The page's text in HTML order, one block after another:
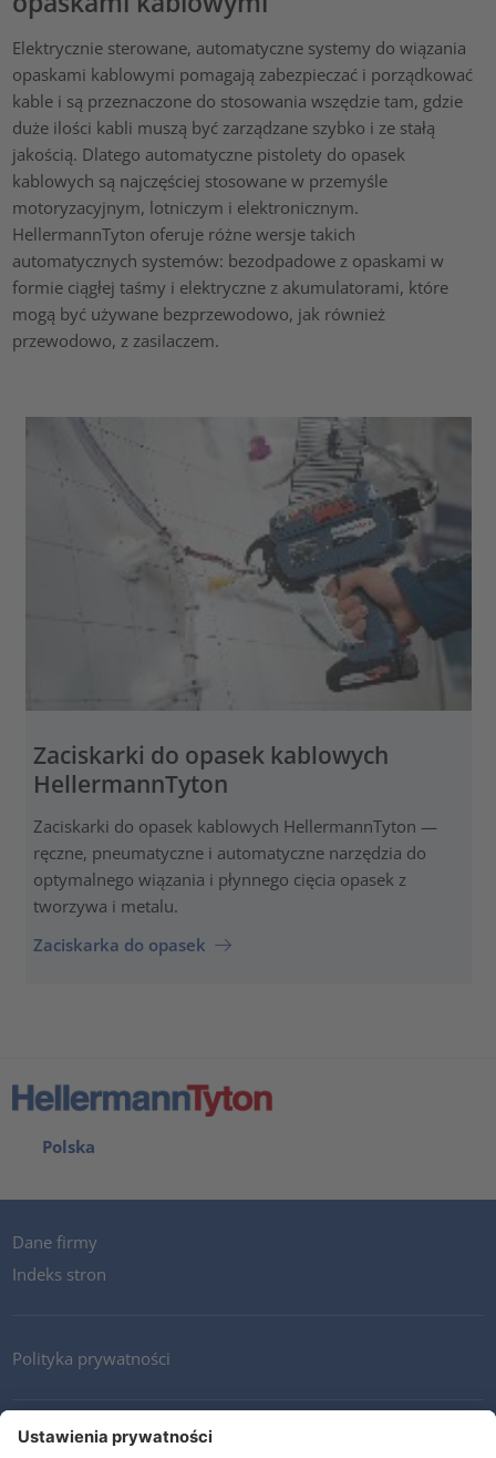
Elektrycznie sterowane, automatyczne systemy do wiązania
opaskami kablowymi pomagają zabezpieczać i porządkować
kable i są przeznaczone do stosowania wszędzie tam, gdzie
duże ilości kabli muszą być zarządzane szybko i ze stałą
jakością. Dlatego automatyczne pistolety do opasek
kablowych są najczęściej stosowane w przemyśle
motoryzacyjnym, lotniczym i elektronicznym.
HellermannTyton oferuje różne wersje takich
automatycznych systemów: bezodpadowe z opaskami w
formie ciągłej taśmy i elektryczne z akumulatorami, które
mogą być używane bezprzewodowo, jak również
przewodowo, z zasilaczem.
Zaciskarki do opasek kablowych
HellermannTyton
Zaciskarki do opasek kablowych HellermannTyton —
ręczne, pneumatyczne i automatyczne narzędzia do
optymalnego wiązania i płynnego cięcia opasek z
tworzywa i metalu.
Zaciskarka do opasek
Polska
Dane firmy
Indeks stron
Polityka prywatności